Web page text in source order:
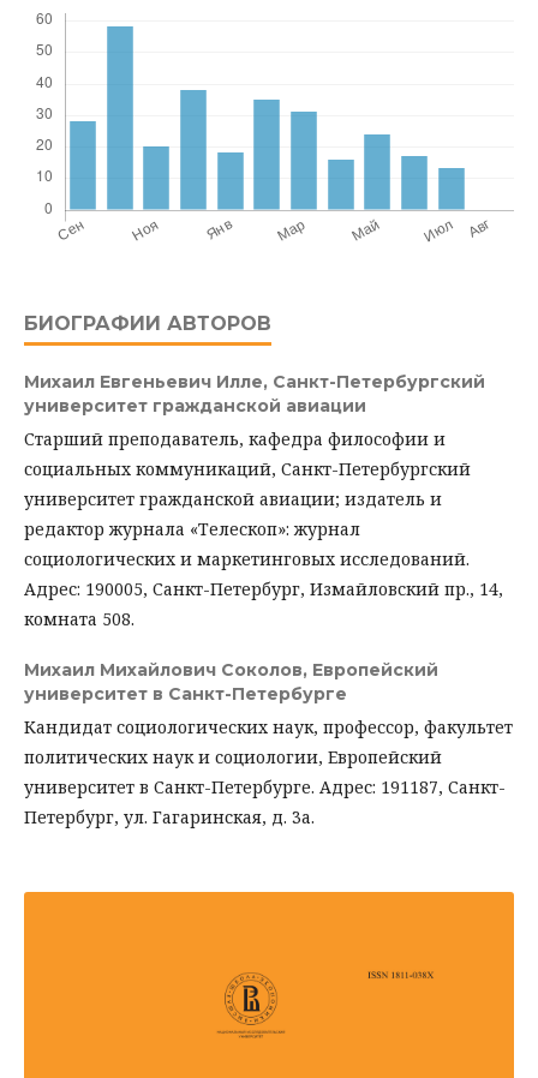
БИОГРАФИИ АВТОРОВ
Михаил Евгеньевич Илле, Санкт-Петербургский
университет гражданской авиации
Старший преподаватель, кафедра философии и
социальных коммуникаций, Санкт-Петербургский
университет гражданской авиации; издатель и
редактор журнала «Телескоп»: журнал
социологических и маркетинговых исследований.
Адрес: 190005, Санкт-Петербург, Измайловский пр., 14,
комната 508.
Михаил Михайлович Соколов, Европейский
университет в Санкт-Петербурге
Кандидат социологических наук, профессор, факультет
политических наук и социологии, Европейский
университет в Санкт-Петербурге. Адрес: 191187, Санкт-
Петербург, ул. Гагаринская, д. 3а.